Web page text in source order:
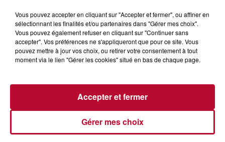
4 août 2026
Pas besoin de bouteilles de plongée lourdes ni de diplômes
complexes pour observer la vie sous-marine. Cet été, un
masque, un tuba et une paire de palmes...
Vous pouvez accepter en cliquant sur "Accepter et fermer", ou affiner en
sélectionnant les finalités et/ou partenaires dans "Gérer mes choix".
Vous pouvez également refuser en cliquant sur "Continuer sans
accepter". Vos préférences ne s'appliqueront que pour ce site. Vous
pouvez mettre à jour vos choix, ou retirer votre consentement à tout
moment via le lien "Gérer les cookies" situé en bas de chaque page.
Gérer mes choix
Accepter et fermer